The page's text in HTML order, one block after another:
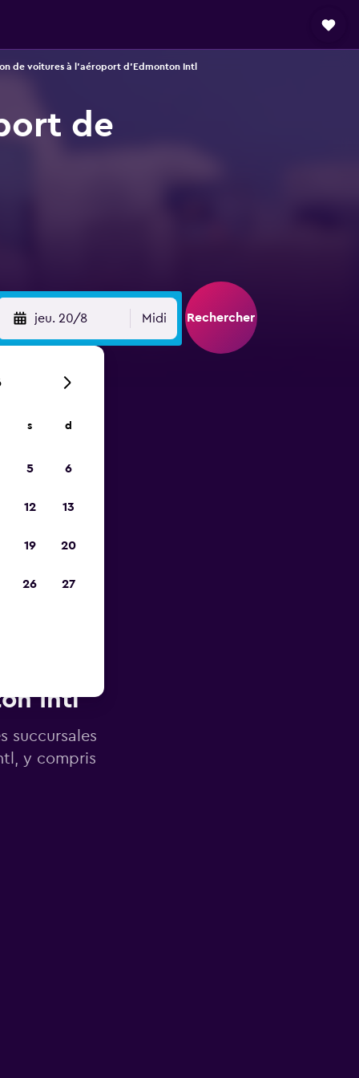
de voitures à l'aéroport d'Edmonton Intl
de
jeu. 20/8 Midi Rechercher
Intl
succursales
y compris
s d
5 6
12 13
19 20
26 27